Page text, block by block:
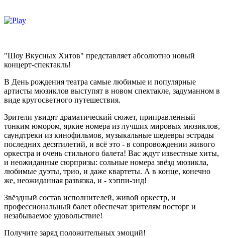
"Шоу Вкусных Хитов" представляет абсолютно новый
концерт-спектакль!
В День рождения театра самые любимые и популярные
артисты мюзиклов выступят в новом спектакле, задуманном в
виде кругосветного путешествия.
Зрители увидят драматический сюжет, приправленный
тонким юмором, яркие номера из лучших мировых мюзиклов,
саундтреки из кинофильмов, музыкальные шедевры эстрады
последних десятилетий, и всё это - в сопровождении живого
оркестра и очень стильного балета! Вас ждут известные хиты,
и неожиданные сюрпризы: сольные номера звёзд мюзикла,
любимые дуэты, трио, и даже квартеты. А в конце, конечно
же, неожиданная развязка, и - хэппи-энд!
Звёздный состав исполнителей, живой оркестр, и
профессиональный балет обеспечат зрителям восторг и
незабываемое удовольствие!
Получите заряд положительных эмоций!